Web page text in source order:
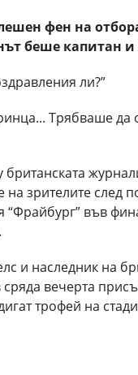
фен на
беше капитан и
ли?”
Трябваше да
на зрителите след
във
и наследник на
вечерта
трофей на